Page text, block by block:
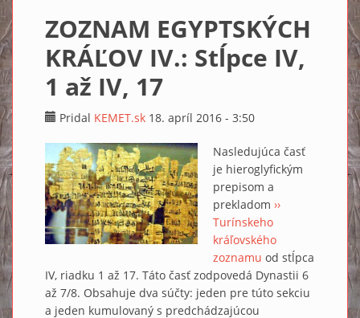
ZOZNAM EGYPTSKÝCH
KRÁĽOV IV.: Stĺpce IV,
1 až IV, 17
Pridal KEMET.sk 18. apríl 2016 - 3:50
Nasledujúca časť
je hieroglyfickým
prepisom a
prekladom ››
Turínskeho
kráľovského
zoznamu od stĺpca
IV, riadku 1 až 17. Táto časť zodpovedá Dynastii 6
až 7/8. Obsahuje dva súčty: jeden pre túto sekciu
a jeden kumulovaný s predchádzajúcou